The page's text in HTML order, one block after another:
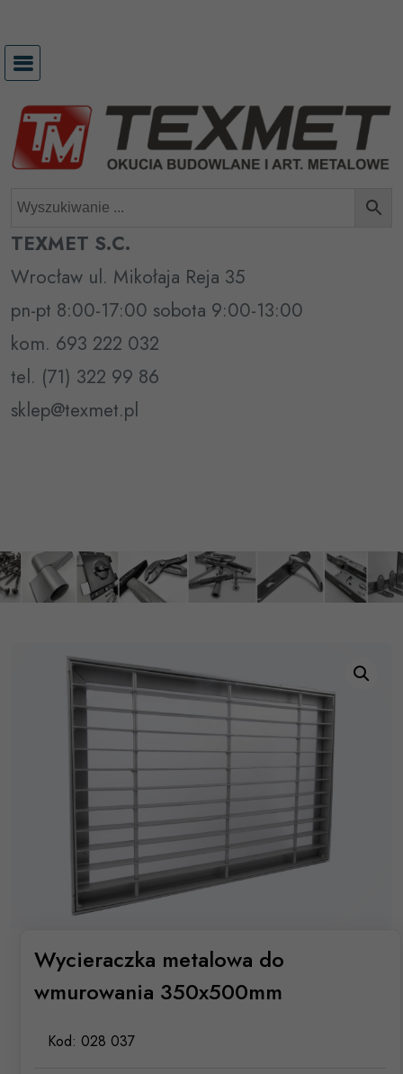
treści
TEXMET S.C.
Wrocław ul. Mikołaja Reja 35
pn-pt 8:00-17:00 sobota 9:00-13:00
kom. 693 222 032
tel. (71) 322 99 86
sklep@texmet.pl
Wycieraczka metalowa do
wmurowania 350x500mm
Kod: 028 037